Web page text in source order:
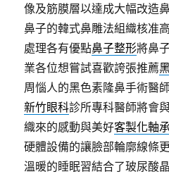
像及筋膜層以達成大幅改造
鼻子的韓式鼻雕法組織核准
處理各有優點鼻子整形將鼻
業各位想嘗試喜歡誇張推薦
周惱人的黑色素隆鼻手術醫
新竹眼科診所專科醫師將會
織來的感動與美好客製化軸
硬體設備的讓臉部輪廓線條
溫暖的睡眠習結合了玻尿酸